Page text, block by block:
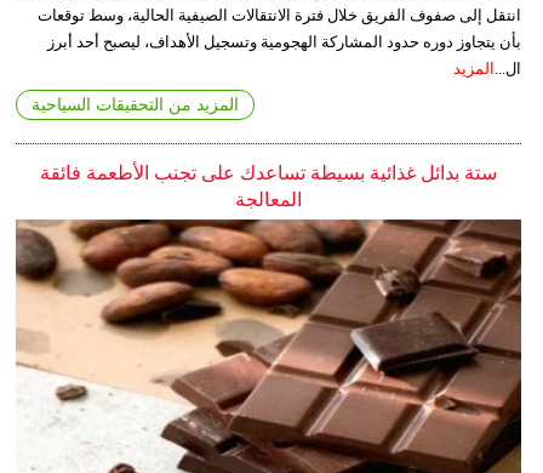
انتقل إلى صفوف الفريق خلال فترة الانتقالات الصيفية الحالية، وسط توقعات
بأن يتجاوز دوره حدود المشاركة الهجومية وتسجيل الأهداف، ليصبح أحد أبرز
ال... المزيد
المزيد من التحقيقات السياحية
ستة بدائل غذائية بسيطة تساعدك على تجنب الأطعمة فائقة
المعالجة